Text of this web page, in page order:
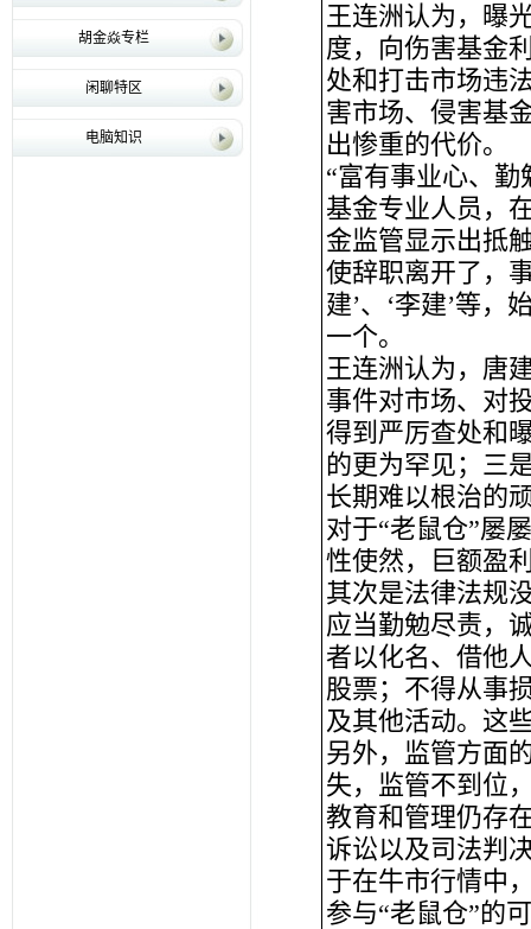
胡金焱专栏
闲聊特区
电脑知识
王连洲认为，曝
度，向伤害基金
处和打击市场违
害市场、侵害基
出惨重的代价。
“富有事业心、
基金专业人员，
金监管显示出抵
使辞职离开了，
建’、‘李建’等
一个。
王连洲认为，唐
事件对市场、对
得到严厉查处和
的更为罕见；三
长期难以根治的
对于“老鼠仓”屡
性使然，巨额盈
其次是法律法规
应当勤勉尽责，
者以化名、借他
股票；不得从事
及其他活动。这
另外，监管方面
失，监管不到位
教育和管理仍存
诉讼以及司法判
于在牛市行情中
参与“老鼠仓”的